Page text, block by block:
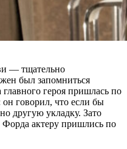
— тщательно
был запомниться
героя пришлась по
говорил, что если бы
другую укладку. Зато
актеру пришлись по